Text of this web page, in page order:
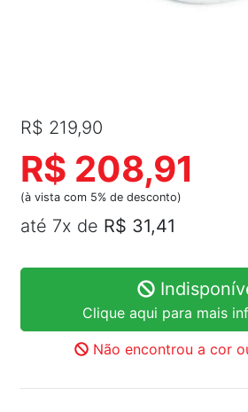
R$ 219,90
R$ 208,91
(à vista com 5% de desconto)
até 7x de R$ 31,41
Clique aqui para mais
Não encontrou a cor